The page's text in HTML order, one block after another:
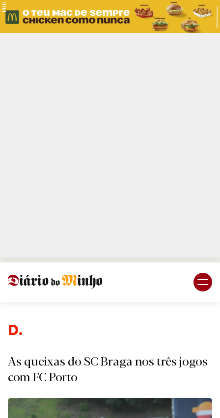
PUB.
Desporto
As queixas do SC Braga nos três jogos
com FC Porto